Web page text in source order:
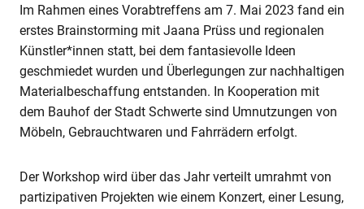
Im Rahmen eines Vorabtreffens am 7. Mai 2023 fand ein
erstes Brainstorming mit Jaana Prüss und regionalen
Künstler*innen statt, bei dem fantasievolle Ideen
geschmiedet wurden und Überlegungen zur nachhaltigen
Materialbeschaffung entstanden. In Kooperation mit
dem Bauhof der Stadt Schwerte sind Umnutzungen von
Möbeln, Gebrauchtwaren und Fahrrädern erfolgt.
Der Workshop wird über das Jahr verteilt umrahmt von
partizipativen Projekten wie einem Konzert, einer Lesung,